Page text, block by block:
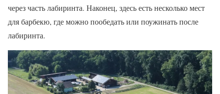
через часть лабиринта. Наконец, здесь есть несколько мест
для барбекю, где можно пообедать или поужинать после
лабиринта.